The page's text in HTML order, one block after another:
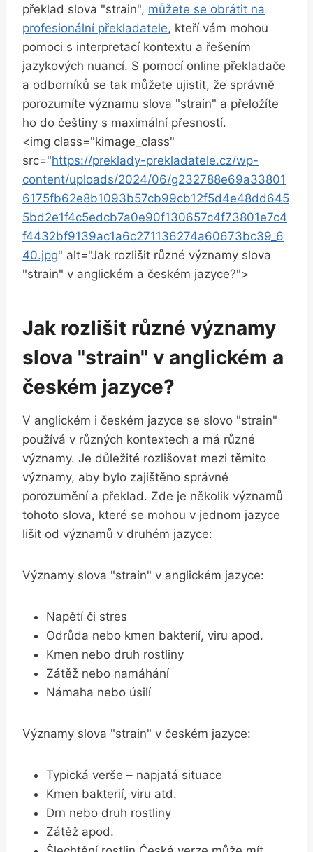
překlad slova "strain", můžete se obrátit na
profesionální překladatele, kteří vám mohou
pomoci s interpretací kontextu a řešením
jazykových nuancí. S pomocí online překladače
a odborníků se tak můžete ujistit, že správně
porozumíte významu slova "strain" a přeložíte
ho do češtiny s maximální přesností.
<img class="kimage_class"
src="https://preklady-prekladatele.cz/wp-
content/uploads/2024/06/g232788e69a33801
6175fb62e8b1093b57cb99cb12f5d4e48dd645
5bd2e1f4c5edcb7a0e90f130657c4f73801e7c4
f4432bf9139ac1a6c271136274a60673bc39_6
40.jpg" alt="Jak rozlišit různé významy slova
"strain" v anglickém a českém jazyce?">
Jak rozlišit různé významy
slova "strain" v anglickém a
českém jazyce?
V anglickém i českém jazyce se slovo "strain"
používá v různých kontextech a má různé
významy. Je důležité rozlišovat mezi těmito
významy, aby bylo zajištěno správné
porozumění a překlad. Zde je několik významů
tohoto slova, které se mohou v jednom jazyce
lišit od významů v druhém jazyce:
Významy slova "strain" v anglickém jazyce:
Napětí či stres
Odrůda nebo kmen bakterií, viru apod.
Kmen nebo druh rostliny
Zátěž nebo namáhání
Námaha nebo úsilí
Významy slova "strain" v českém jazyce:
Typická verše – napjatá situace
Kmen bakterií, viru atd.
Drn nebo druh rostliny
Zátěž apod.